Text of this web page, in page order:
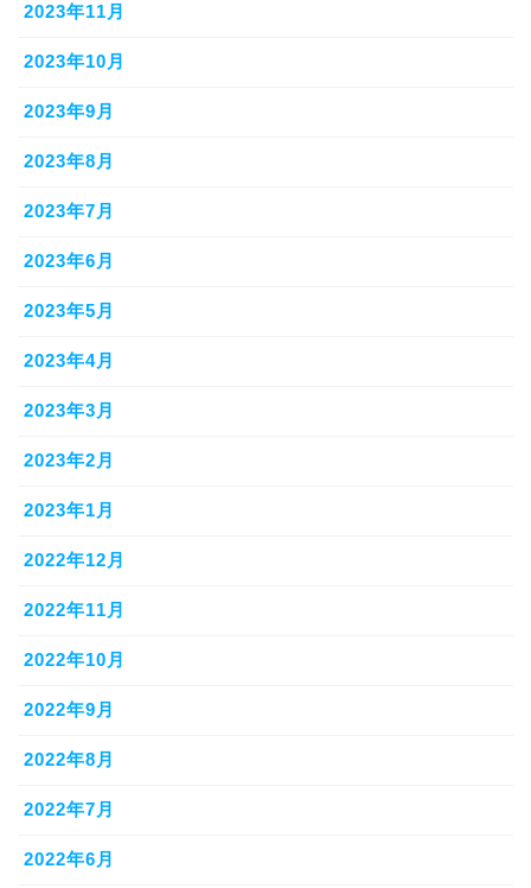
2023年11月
2023年10月
2023年9月
2023年8月
2023年7月
2023年6月
2023年5月
2023年4月
2023年3月
2023年2月
2023年1月
2022年12月
2022年11月
2022年10月
2022年9月
2022年8月
2022年7月
2022年6月